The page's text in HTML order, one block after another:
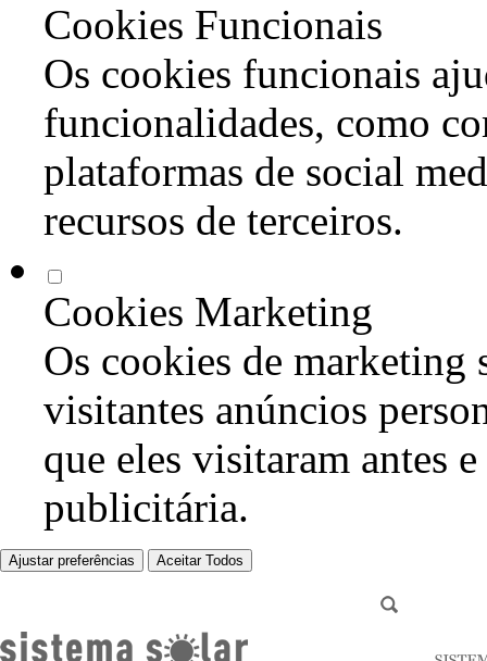
Cookies Funcionais
Os cookies funcionais
funcionalidades, como
plataformas de social
recursos de terceiros.
Cookies Marketing
Os cookies de marketing
visitantes anúncios
que eles visitaram antes
publicitária.
Ajustar preferências Aceitar Todos